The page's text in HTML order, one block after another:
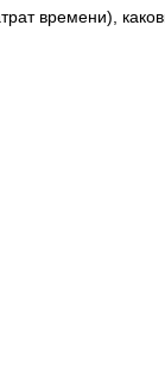
времени),